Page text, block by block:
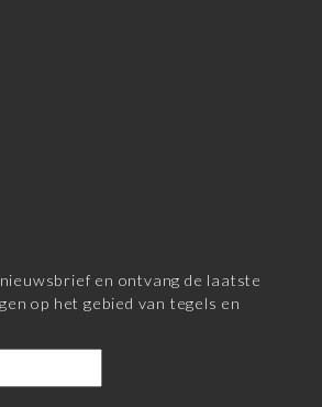
en ontvang de laatste
op het gebied van tegels en